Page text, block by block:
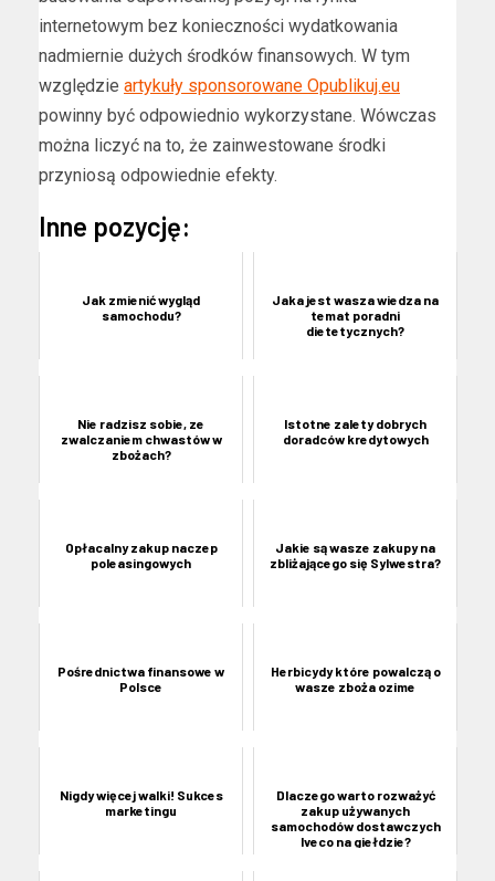
internetowym bez konieczności wydatkowania
nadmiernie dużych środków finansowych. W tym
względzie artykuły sponsorowane Opublikuj.eu
powinny być odpowiednio wykorzystane. Wówczas
można liczyć na to, że zainwestowane środki
przyniosą odpowiednie efekty.
Inne pozycję:
Jak zmienić wygląd
samochodu?
Jaka jest wasza wiedza na
temat poradni
dietetycznych?
Nie radzisz sobie, ze
zwalczaniem chwastów w
zbożach?
Istotne zalety dobrych
doradców kredytowych
Opłacalny zakup naczep
poleasingowych
Jakie są wasze zakupy na
zbliżającego się Sylwestra?
Pośrednictwa finansowe w
Polsce
Herbicydy które powalczą o
wasze zboża ozime
Nigdy więcej walki! Sukces
marketingu
Dlaczego warto rozważyć
zakup używanych
samochodów dostawczych
Iveco na giełdzie?